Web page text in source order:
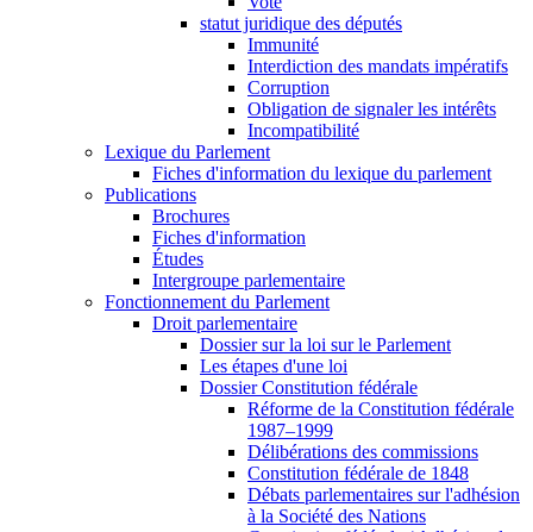
statut juridique des députés
Immunité
Interdiction des mandats impératifs
Corruption
Obligation de signaler les intérêts
Incompatibilité
Lexique du Parlement
Fiches d'information du lexique du parlement
Publications
Brochures
Fiches d'information
Études
Intergroupe parlementaire
Fonctionnement du Parlement
Droit parlementaire
Dossier sur la loi sur le Parlement
Les étapes d'une loi
Dossier Constitution fédérale
Réforme de la Constitution fédérale
1987–1999
Délibérations des commissions
Constitution fédérale de 1848
Débats parlementaires sur l'adhésion
à la Société des Nations